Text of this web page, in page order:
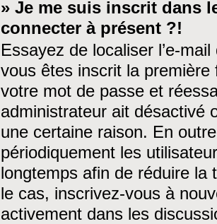
» Je me suis inscrit dans
connecter à présent ?!
Essayez de localiser l’e-
vous êtes inscrit la première
votre mot de passe et
administrateur ait désactivé
une certaine raison. En
périodiquement les
longtemps afin de réduire la
le cas, inscrivez-vous à
activement dans les